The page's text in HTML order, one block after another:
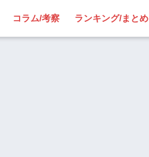
コラム/考察 ランキング/まとめ